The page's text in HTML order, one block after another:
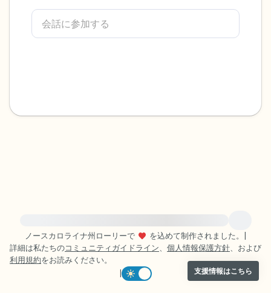
ノースカロライナ州ローリーで
を込めて制作されました。
詳細は私たちのコミュニティガイドライン、 個人情報保護方針、および
利用規約をお読みください。
支援情報はこちら
ことができます）